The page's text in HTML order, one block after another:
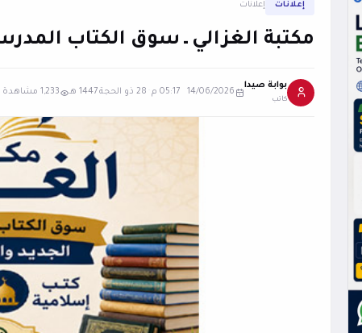
إعلانات إعلانات
مكتبة الغزالي ـ سوق الكتاب
بوابة صيدا
كاتب
14/06/2026 05:17 م 28 ذو الحجة 1447 هـ 1,233 مشاهدة